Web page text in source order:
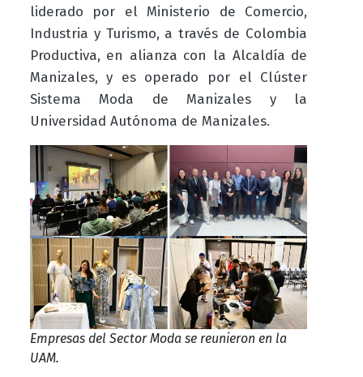
liderado por el Ministerio de Comercio,
Industria y Turismo, a través de Colombia
Productiva, en alianza con la Alcaldía de
Manizales, y es operado por el Clúster
Sistema Moda de Manizales y la
Universidad Autónoma de Manizales.
Empresas del Sector Moda se reunieron en la
UAM.